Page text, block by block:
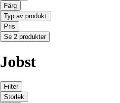
Färg
Typ av produkt
Pris
Se 2 produkter
Jobst
Filter
Storlek